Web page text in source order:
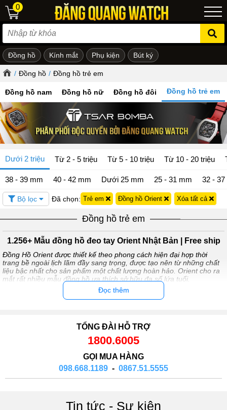
em
0
Đồng hồ Kính mắt Phụ kiện Bút ký
/ Đồng hồ / Đồng hồ trẻ em
Đồng hồ nam Đồng hồ nữ Đồng hồ đôi Đồng hồ trẻ em
Dưới 2 triệu Từ 2 - 5 triệu Từ 5 - 10 triệu Từ 10 - 20 triệu
38 - 39 mm 40 - 42 mm Dưới 25 mm 25 - 31 mm 32 -
Bộ lọc Đã chọn: Trẻ em Đồng hồ Orient Xóa tất cả
Đồng hồ trẻ em
1.256+ Mẫu đồng hồ đeo tay Orient Nhật Bản | Free ship
Đồng Hồ Orient được thiết kế theo phong cách hiện đại hợp thời
trang bề ngoài lịch lãm đầy sang trọng, được tạo nên từ những chất
liệu bậc nhất cho sản phẩm một chất lượng hoàn hảo. Orient cho ra
mắt rất nhiều mẫu đồng hồ ưa thích sở hữu đa số lứa tuổi.
Mục lục
Orient là một thương hiệu đồng hồ của Nhật Bản, thành lập
năm 1950. Với phong cách thiết kế đơn giản và tinh tế, Orient
điển đến hiện đại. Các sản phẩm của Orient đều được sản
Đọc thêm
TỔNG ĐÀI HỖ TRỢ
1800.6005
GỌI MUA HÀNG
098.668.1189 - 0867.51.5555
Tin tức - Sự kiện